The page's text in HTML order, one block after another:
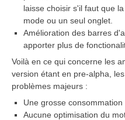
laisse choisir s'il faut que
mode ou un seul onglet.
Amélioration des barres
apporter plus de
Voilà en ce qui concerne les
version étant en pre-alpha,
problèmes majeurs :
Une grosse consommation
Aucune optimisation du